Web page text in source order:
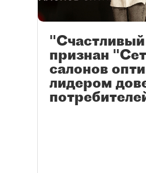
"Счастливый
признан
салонов
лидером